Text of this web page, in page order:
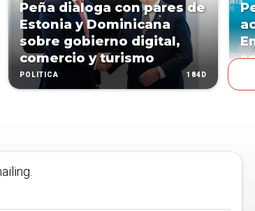
Peña dialoga con pares de
Estonia y Dominicana
sobre gobierno digital,
comercio y turismo
POLÍTICA 184D